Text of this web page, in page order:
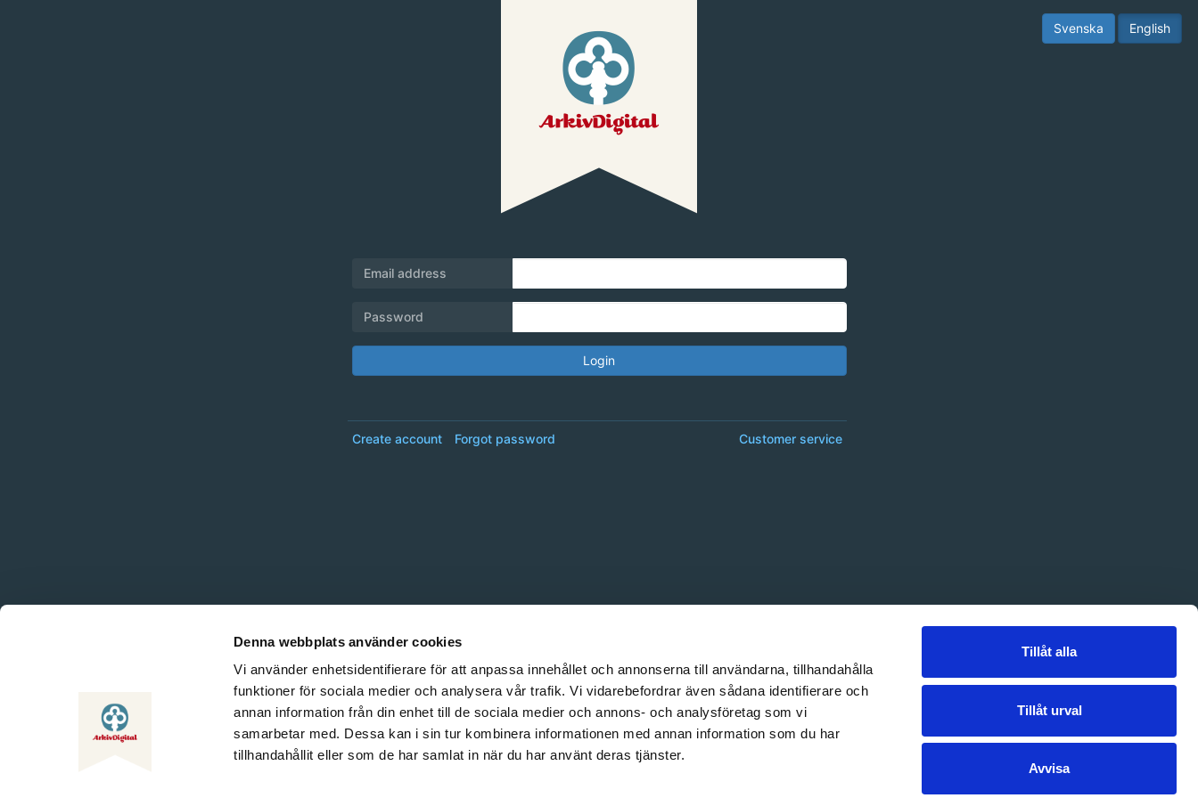
Denna webbplats använder cookies
Vi använder enhetsidentifierare för att anpassa innehållet och annonserna till användarna, tillhandahålla
funktioner för sociala medier och analysera vår trafik. Vi vidarebefordrar även sådana identifierare och
annan information från din enhet till de sociala medier och annons- och analysföretag som vi
samarbetar med. Dessa kan i sin tur kombinera informationen med annan information som du har
tillhandahållit eller som de har samlat in när du har använt deras tjänster.
Tillåt alla
Tillåt urval
Avvisa
English
Svenska
Email address
Password
Login
Customer service
Create account Forgot password